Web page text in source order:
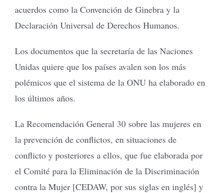
acuerdos como la Convención de Ginebra y la
Declaración Universal de Derechos Humanos.
Los documentos que la secretaría de las Naciones
Unidas quiere que los países avalen son los más
polémicos que el sistema de la ONU ha elaborado en
los últimos años.
La Recomendación General 30 sobre las mujeres en
la prevención de conflictos, en situaciones de
conflicto y posteriores a ellos, que fue elaborada por
el Comité para la Eliminación de la Discriminación
contra la Mujer [CEDAW, por sus siglas en inglés] y